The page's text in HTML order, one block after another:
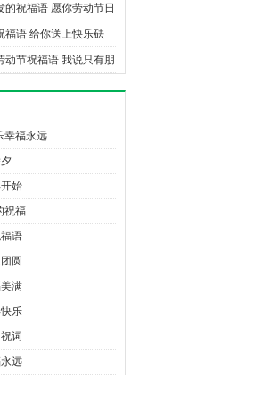
的祝福语 愿你劳动节日
福语 给你送上快乐砝
动节祝福语 我说只有朋
幸福永远
始
祝福
语
圆
满
乐
词
远